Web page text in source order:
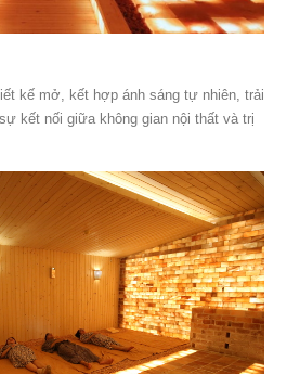
kế mở, kết hợp ánh sáng tự nhiên, trải
kết nối giữa không gian nội thất và trị